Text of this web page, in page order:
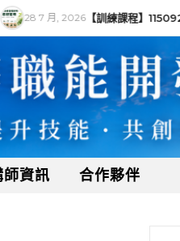
28 7 月, 2026【訓練課程】
師資訊 合作夥伴